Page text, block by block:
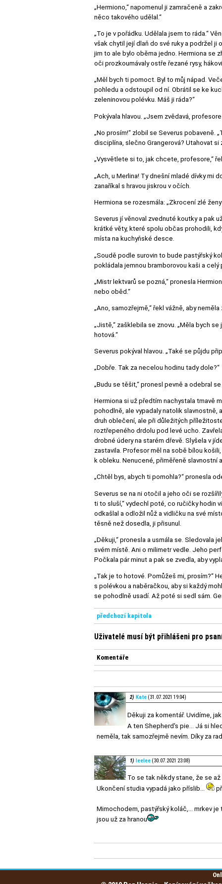
„Hermiono,“ napomenul ji zamračeně a
něco takového udělal.“
„To je v pořádku. Udělala jsem to ráda.“
však chytil její dlaň do své ruky a podržel
jim to ale bylo oběma jedno. Hermiona se
oči prozkoumávaly ostře řezané rysy,
„Měl bych ti pomoct. Byl to můj nápad.
pohledu a odstoupil od ní. Obrátil se ke
zeleninovou polévku. Máš ji ráda?“
Pokývala hlavou. „Jsem zvědavá,
„No prosím!“ zlobil se Severus pobaveně.
disciplína, slečno Grangerová? Utahovat si
„Vysvětlete si to, jak chcete, profesore,“
„Ach, u Merlina! Ty dnešní mladé dívky mi
zanaříkal s hravou jiskrou v očích.
Hermiona se rozesmála: „Zkrocení zlé
Severus jí věnoval zvednuté koutky a pak
krátké věty, které spolu občas prohodili,
místa na kuchyňské desce.
„Soudě podle surovin to bude pastýřský
pokládala jemnou bramborovou kaši a
„Mistr lektvarů se pozná,“ pronesla
nebo oběd.“
„Ano, samozřejmě,“ řekl vážně, aby
„Jistě,“ zašklebila se znovu. „Měla bych
hotová.“
Severus pokýval hlavou. „Také se půjdu
„Dobře. Tak za necelou hodinu tady dole?“
„Budu se těšit,“ pronesl pevně a odebral
Hermiona si už předtím nachystala tmavě
pohodlně, ale vypadaly natolik slavnostně,
druh oblečení, ale při důležitých
roztřepeného drdolu pod levé ucho.
drobné údery na starém dřevě. Slyšela v
zastavila. Profesor měl na sobě bílou
k obleku. Nenucené, přiměřeně slavnostní
„Chtěl bys, abych ti pomohla?“ pronesla
Severus se na ni otočil a jeho oči se
ti to sluší,“ vydechl poté, co ručičky hodin
odkašlal a odložil nůž a vidličku na své
těsně než dosedla, ji přisunul.
„Děkuji,“ pronesla a usmála se. Sledovala
svém místě. Ani o milimetr vedle. Jeho
Počkala pár minut a pak se zvedla, aby
„Tak je to hotové. Pomůžeš mi, prosím?“
s polévkou a naběračkou, aby si každý
se pohodlně usadí. Až poté si sedl sám.
předchozí kapitola
Uživatelé musí být přihlášeni pro
Komentáře
2) Kate (31.07.2021 19:04)
Děkuji za komentář. Uvidíme,
A ten Shepherd's pie... Já si
neměla, tak samozřejmě nevím. Díky za
1) leelee (30.07.2021 23:08)
To se tak někdy stane, že se
Ukončení studia vypadá jako příslib...
Mimochodem, pastýřský koláč,... mrkev
jsou už za hranou